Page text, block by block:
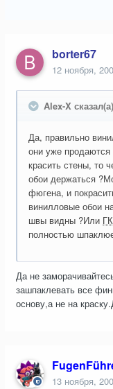
borter67
12 ноября,
Alex-X
Да, правильно
они уже
красить стены, то
обои держаться
фюгена, и
винилловые обои
швы видны ?Или
полностью
Да не
зашпаклевать все
основу,а не на
13 ноября,